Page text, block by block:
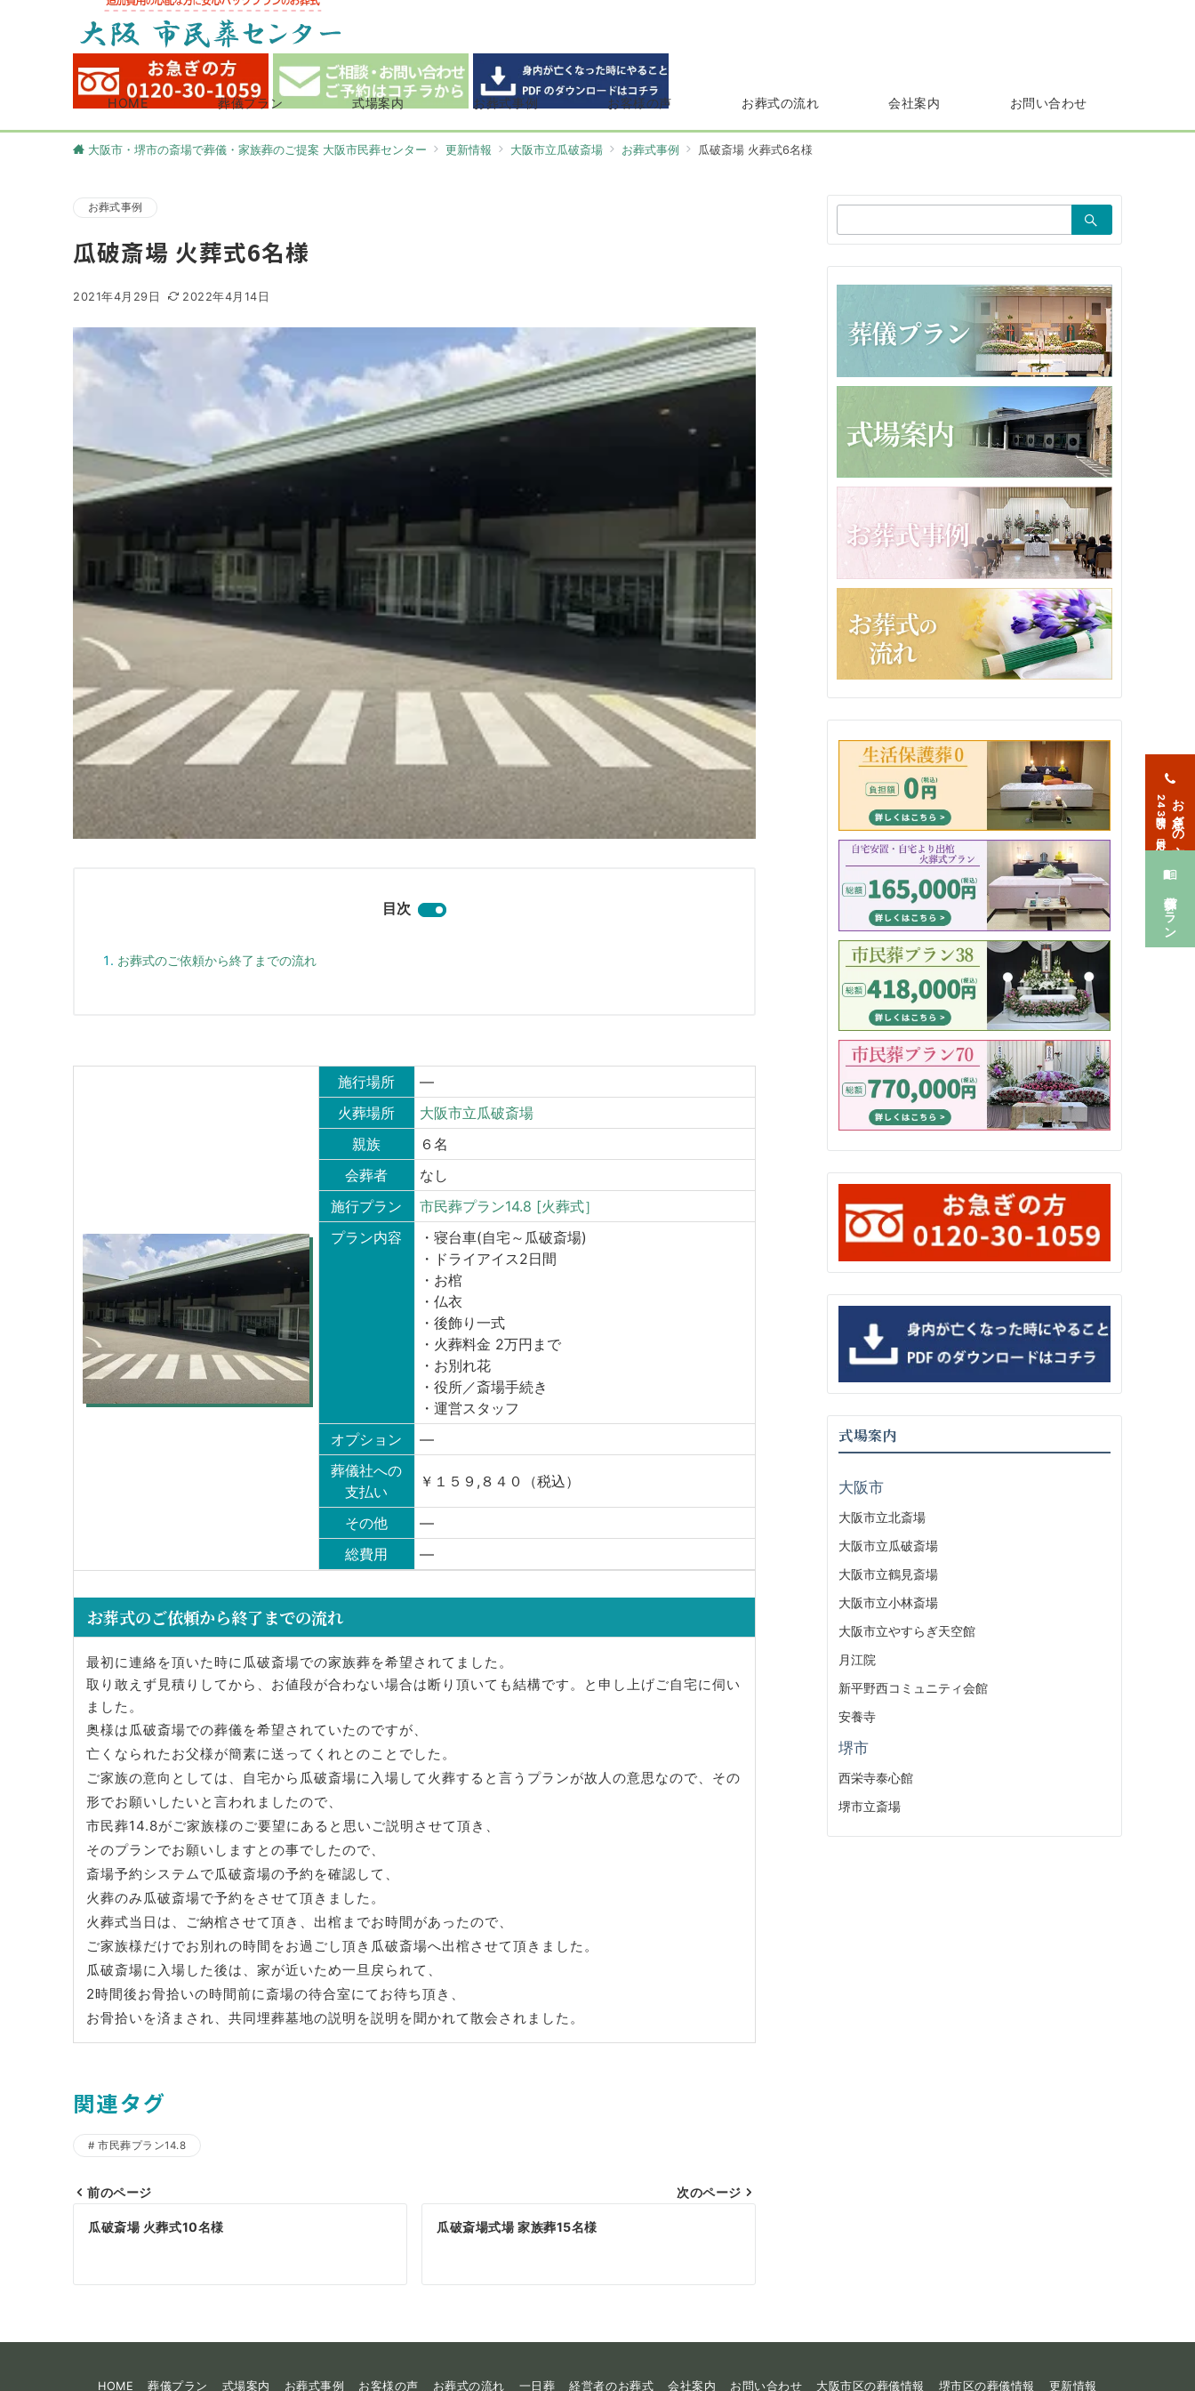
HOME 葬儀プラン 式場案内 お葬式事例 お客様の声 お葬式の流れ 会社案内 お問い合わせ
大阪市・堺市の斎場で葬儀・家族葬のご提案 大阪市民葬センター 更新情報 大阪市立瓜破斎場 お葬式事例 瓜破斎場 火葬式6名様
お葬式事例
瓜破斎場 火葬式6名様
2021年4月29日 2022年4月14日
目次
お葬式のご依頼から終了までの流れ
施行場所
—
火葬場所
大阪市立瓜破斎場
親族
６名
会葬者
なし
施行プラン
市民葬プラン14.8 [火葬式］
プラン内容
・寝台車(自宅～瓜破斎場)
・ドライアイス2日間
・お棺
・仏衣
・後飾り一式
・火葬料金 2万円まで
・お別れ花
・役所／斎場手続き
・運営スタッフ
オプション
—
葬儀社への
支払い
￥１５９,８４０（税込）
その他
—
総費用
—
お葬式のご依頼から終了までの流れ
最初に連絡を頂いた時に瓜破斎場での家族葬を希望されてました。
取り敢えず見積りしてから、お値段が合わない場合は断り頂いても結構です。と申し上げご自宅に伺い
ました。
奥様は瓜破斎場での葬儀を希望されていたのですが、
亡くなられたお父様が簡素に送ってくれとのことでした。
ご家族の意向としては、自宅から瓜破斎場に入場して火葬すると言うプランが故人の意思なので、その
形でお願いしたいと言われましたので、
市民葬14.8がご家族様のご要望にあると思いご説明させて頂き、
そのプランでお願いしますとの事でしたので、
斎場予約システムで瓜破斎場の予約を確認して、
火葬のみ瓜破斎場で予約をさせて頂きました。
火葬式当日は、ご納棺させて頂き、出棺までお時間があったので、
ご家族様だけでお別れの時間をお過ごし頂き瓜破斎場へ出棺させて頂きました。
瓜破斎場に入場した後は、家が近いため一旦戻られて、
2時間後お骨拾いの時間前に斎場の待合室にてお待ち頂き、
お骨拾いを済まされ、共同埋葬墓地の説明を説明を聞かれて散会されました。
関連タグ
市民葬プラン14.8
投
ナ
ゲ
前のページ
瓜破斎場 火葬式10名様
次のページ
瓜破斎場式場 家族葬15名様
索：
式場案内
大阪市
大阪市立北斎場
大阪市立瓜破斎場
大阪市立鶴見斎場
大阪市立小林斎場
大阪市立やすらぎ天空館
月江院
新平野西コミュニティ会館
安養寺
堺市
西栄寺泰心館
堺市立斎場
HOME 葬儀プラン 式場案内 お葬式事例 お客様の声 お葬式の流れ 一日葬 経営者のお葬式 会社案内 お問い合わせ 大阪市区の葬儀情報 堺市区の葬儀情報 更新情報
お急ぎの方
24時間365日対応
葬儀プラン